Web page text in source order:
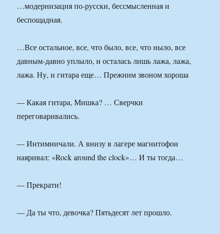
…модернизация по-русски, бессмысленная и
беспощадная.
…Все остальное, все, что было, все, что ныло, все
давным-давно уплыло, и осталась лишь лажа, лажа,
лажа. Ну, и гитара еще… Прежним звоном хороша
— Какая гитара, Мишка? … Сверчки
переговаривались.
— Интимничали. А внизу в лагере магнитофон
наяривал: «Rock around the clock»… И ты тогда…
— Прекрати!
— Да ты что, девочка? Пятьдесят лет прошло.